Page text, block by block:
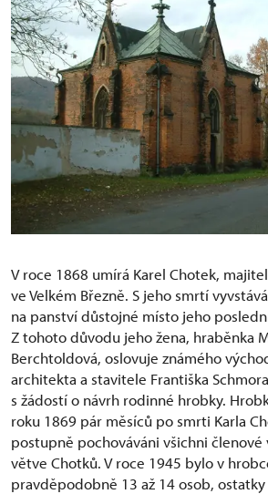
V roce 1868 umírá Karel Chotek,
ve Velkém Březně. S jeho smrtí
na panství důstojné místo jeho
Z tohoto důvodu jeho žena, hraběnka
Berchtoldová, oslovuje známého
architekta a stavitele Františka
s žádostí o návrh rodinné hrobky.
roku 1869 pár měsíců po smrti Karla
postupně pochováváni všichni členové
větve Chotků. V roce 1945 bylo v
pravděpodobně 13 až 14 osob,